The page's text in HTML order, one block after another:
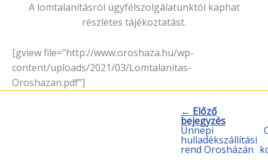
A lomtalanításról ügyfélszolgálatunktól kaphat
részletes tájékoztatást.
[gview file=”http://www.oroshaza.hu/wp-
content/uploads/2021/03/Lomtalanitas-
Oroshazan.pdf”]
← Előző
bejegyzés
Ünnepi
hulladékszállítási
rend Orosházán